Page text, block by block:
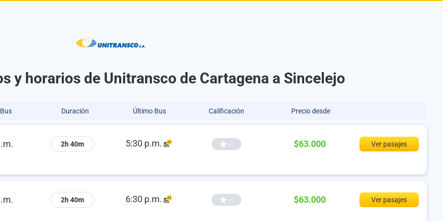
y horarios de Unitransco de Cartagena a Sincelejo
Duración Último Bus Calificación Precio desde
2h 40m 5:30 p.m. -- $63.000 Ver pasajes
2h 40m 6:30 p.m. -- $63.000 Ver pasajes